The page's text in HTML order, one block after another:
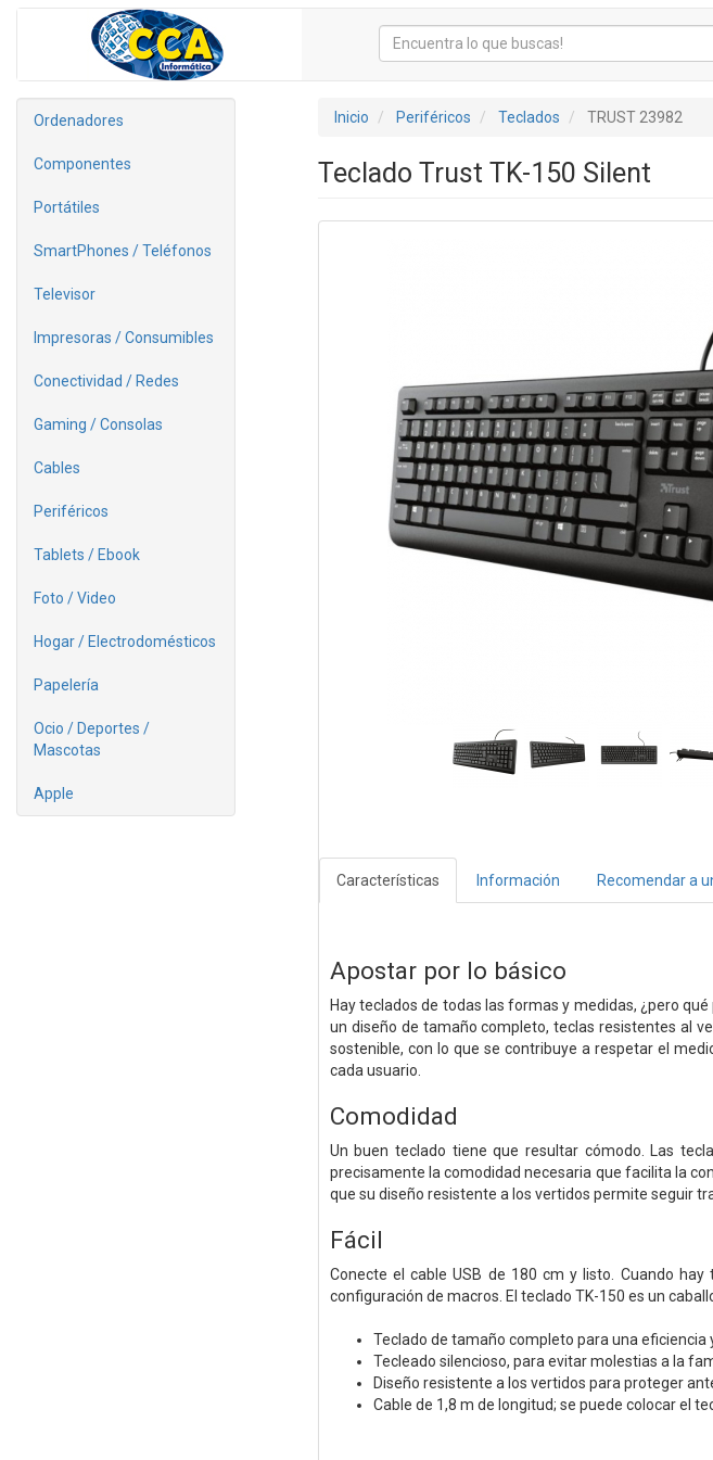
Ordenadores
Componentes
Portátiles
SmartPhones / Teléfonos
Televisor
Impresoras / Consumibles
Conectividad / Redes
Gaming / Consolas
Cables
Periféricos
Tablets / Ebook
Foto / Video
Hogar / Electrodomésticos
Papelería
Ocio / Deportes /
Mascotas
Apple
Inicio Periféricos Teclados TRUST 23982
Teclado Trust TK-150 Silent
Características Información Recomendar a
Apostar por lo básico
Hay teclados de todas las formas y medidas, ¿pero
un diseño de tamaño completo, teclas resistentes al
sostenible, con lo que se contribuye a respetar el
cada usuario.
Comodidad
Un buen teclado tiene que resultar cómodo. Las
precisamente la comodidad necesaria que facilita la
que su diseño resistente a los vertidos permite seguir
Fácil
Conecte el cable USB de 180 cm y listo. Cuando
configuración de macros. El teclado TK-150 es un
Teclado de tamaño completo para una
Tecleado silencioso, para evitar molestias a la
Diseño resistente a los vertidos para proteger
Cable de 1,8 m de longitud; se puede colocar el